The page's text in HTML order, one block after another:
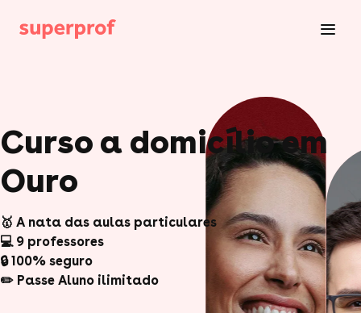
Curso a domicílio em
Ouro
🥇 A nata das aulas particulares
💻 9 professores
🔒 100% seguro
✏️ Passe Aluno ilimitado